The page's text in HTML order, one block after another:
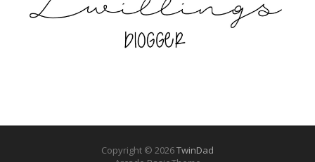
Copyright © 2026TwinDad